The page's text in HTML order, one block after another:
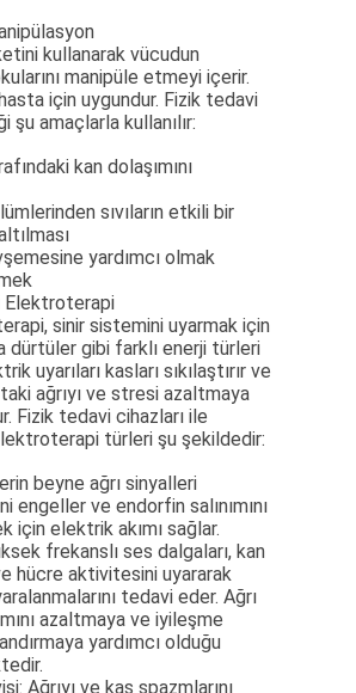
kullanarak vücudun
manipüle etmeyi içerir.
için uygundur. Fizik tedavi
şu amaçlarla kullanılır:
kan dolaşımını
sıvıların etkili bir
yardımcı olmak
Elektroterapi
sinir sistemini uyarmak için
dürtüler gibi farklı enerji türleri
uyarıları kasları sıkılaştırır ve
ağrıyı ve stresi azaltmaya
Fizik tedavi cihazları ile
türleri şu şekildedir:
beyne ağrı sinyalleri
engeller ve endorfin salınımını
için elektrik akımı sağlar.
frekanslı ses dalgaları, kan
hücre aktivitesini uyararak
tedavi eder. Ağrı
azaltmaya ve iyileşme
yardımcı olduğu
Ağrıyı ve kas spazmlarını